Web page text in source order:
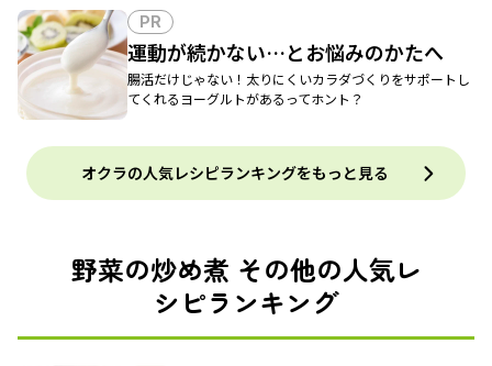
PR
運動が続かない…とお悩みのかたへ
腸活だけじゃない！太りにくいカラダづくりをサポートし
てくれるヨーグルトがあるってホント？
オクラの人気レシピランキングをもっと見る
野菜の炒め煮 その他の人気レ
シピランキング